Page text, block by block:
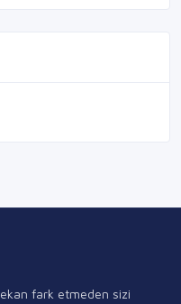
fark etmeden sizi